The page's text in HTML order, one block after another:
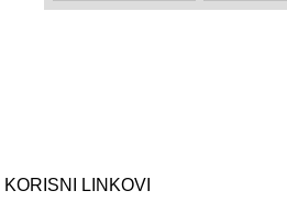
KORISNI LINKOVI